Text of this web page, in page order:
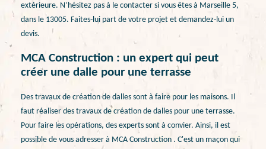
extérieure. N’hésitez pas à le contacter si vous êtes à Marseille 5,
dans le 13005. Faites-lui part de votre projet et demandez-lui un
devis.
MCA Construction : un expert qui peut
créer une dalle pour une terrasse
Des travaux de création de dalles sont à faire pour les maisons. Il
faut réaliser des travaux de création de dalles pour une terrasse.
Pour faire les opérations, des experts sont à convier. Ainsi, il est
possible de vous adresser à MCA Construction . C'est un maçon qui